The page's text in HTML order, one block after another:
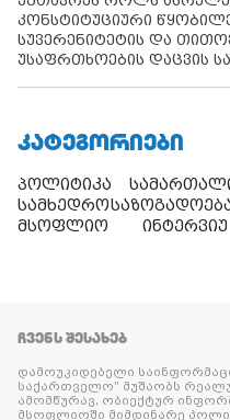
კონსტიტუციური
სუვერენიტეტის და
უსაფრთხოების დაცვის
ᲙᲐᲢᲔᲒᲝᲠᲘᲔᲑᲘ
პოლიტიკა
სამხედრო
მსოფლიო
ინტერვიუ
ᲩᲕᲔᲜᲡ ᲨᲔᲡᲐᲮᲔᲑ
დამოუკიდებელი
საქართველო” მუშაობს
ამომწურავ, ობიექტურ
მსოფლიოში მიმდინარე